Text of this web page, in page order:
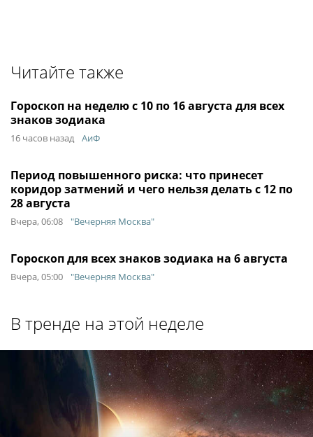
Читайте также
Гороскоп на неделю с 10 по 16 августа для всех
знаков зодиака
16 часов назад АиФ
Период повышенного риска: что принесет
коридор затмений и чего нельзя делать с 12 по
28 августа
Вчера, 06:08 "Вечерняя Москва"
Гороскоп для всех знаков зодиака на 6 августа
Вчера, 05:00 "Вечерняя Москва"
В тренде на этой неделе